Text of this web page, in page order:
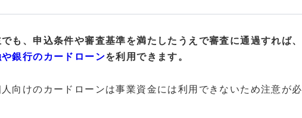
も、申込条件や審査基準を満たしたうえで審査に通過すれば、
銀行のカードローンを利用できます。
向けのカードローンは事業資金には利用できないため注意が必